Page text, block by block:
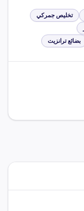
تخليص جمركي
بضائع ترانزيت